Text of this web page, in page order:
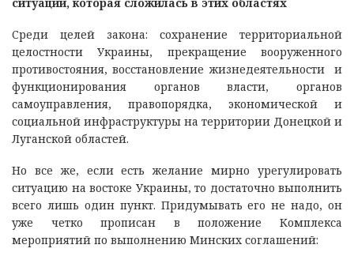
Среди целей закона: сохранение территориальной
целостности Украины, прекращение вооруженного
противостояния, восстановление жизнедеятельности и
функционирования органов власти, органов
самоуправления, правопорядка, экономической и
социальной инфраструктуры на территории Донецкой и
Луганской областей.
Но все же, если есть желание мирно урегулировать
ситуацию на востоке Украины, то достаточно выполнить
всего лишь один пункт. Придумывать его не надо, он
уже четко прописан в положение Комплекса
мероприятий по выполнению Минских соглашений: